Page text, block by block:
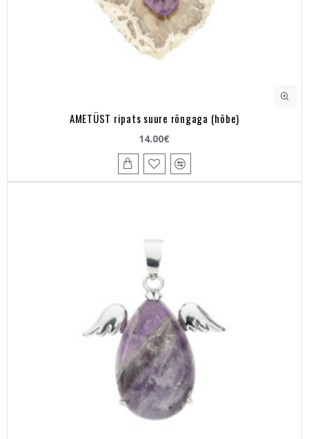
AMETÜST ripats suure rõngaga (hõbe)
14.00€